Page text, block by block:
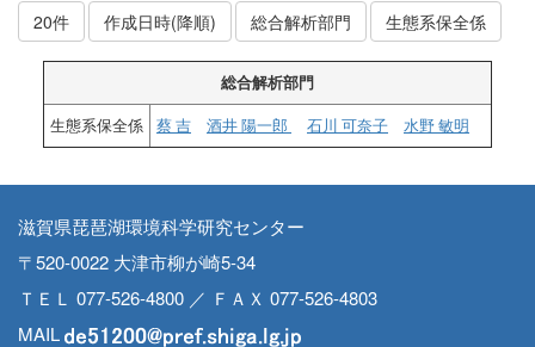
20件 作成日時(降順) 総合解析部門 生態系保全係
総合解析部門
生態系保全係
蔡 吉 酒井 陽一郎 石川 可奈子 水野 敏明
滋賀県琵琶湖環境科学研究センター
〒520-0022 大津市柳が崎5-34
ＴＥＬ 077-526-4800 ／ ＦＡＸ 077-526-4803
MAIL